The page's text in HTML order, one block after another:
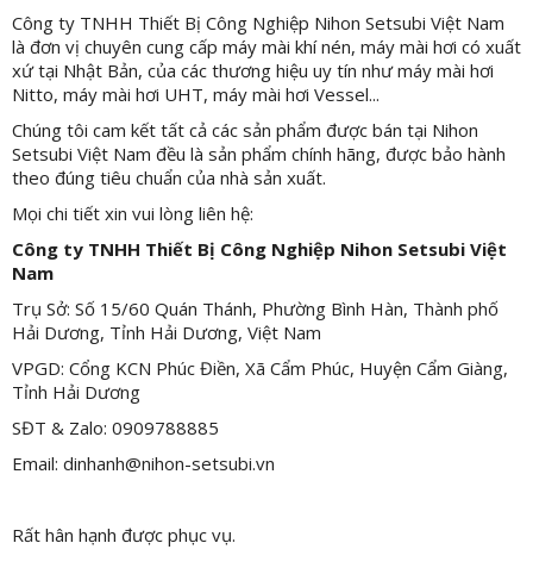
Công ty TNHH Thiết Bị Công Nghiệp Nihon Setsubi Việt Nam
là đơn vị chuyên cung cấp máy mài khí nén, máy mài hơi có xuất
xứ tại Nhật Bản, của các thương hiệu uy tín như máy mài hơi
Nitto, máy mài hơi UHT, máy mài hơi Vessel...
Chúng tôi cam kết tất cả các sản phẩm được bán tại Nihon
Setsubi Việt Nam đều là sản phẩm chính hãng, được bảo hành
theo đúng tiêu chuẩn của nhà sản xuất.
Mọi chi tiết xin vui lòng liên hệ:
Công ty TNHH Thiết Bị Công Nghiệp Nihon Setsubi Việt
Nam
Trụ Sở: Số 15/60 Quán Thánh, Phường Bình Hàn, Thành phố
Hải Dương, Tỉnh Hải Dương, Việt Nam
VPGD: Cổng KCN Phúc Điền, Xã Cẩm Phúc, Huyện Cẩm Giàng,
Tỉnh Hải Dương
SĐT & Zalo: 0909788885
Email: dinhanh@nihon-setsubi.vn
Rất hân hạnh được phục vụ.